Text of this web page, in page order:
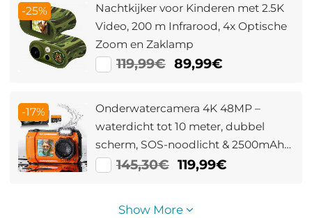
-25%
Nachtkijker voor Kinderen met 2.5K
Video, 200 m Infrarood, 4x Optische
Zoom en Zaklamp
119,99€ 89,99€
-17%
Onderwatercamera 4K 48MP –
waterdicht tot 10 meter, dubbel
scherm, SOS-noodlicht & 2500mAh –
voor snorkelen, zwemmen en
145,30€ 119,99€
Show More